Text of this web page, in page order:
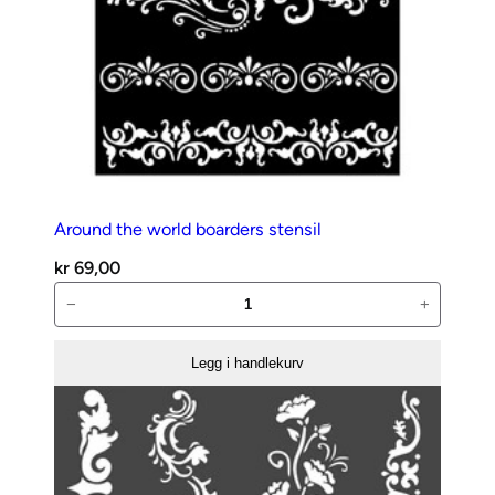
Around the world boarders stensil
kr 69,00
the
stensil
antall
− +
Legg i handlekurv